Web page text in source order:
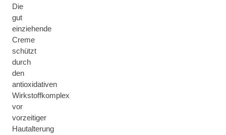
Die
gut
einziehende
Creme
schützt
durch
den
antioxidativen
Wirkstoffkomplex
vor
vorzeitiger
Hautalterung